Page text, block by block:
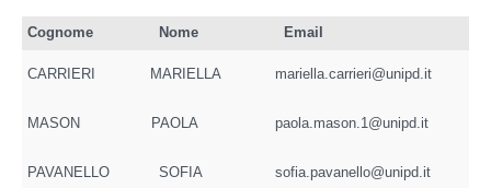
Cognome Nome Email
CARRIERI MARIELLA mariella.carrieri@unipd.it
MASON PAOLA paola.mason.1@unipd.it
PAVANELLO SOFIA sofia.pavanello@unipd.it